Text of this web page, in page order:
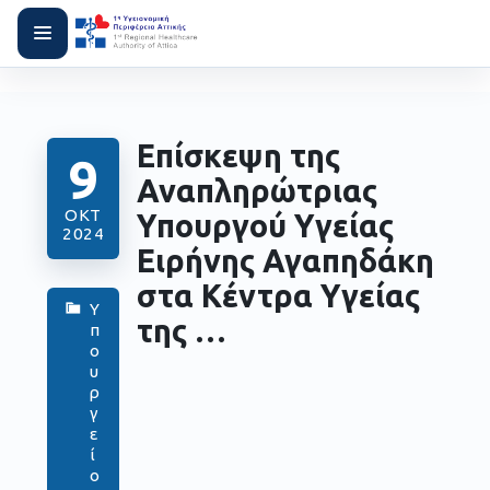
9
ΟΚΤ
2024
Υ
π
ο
υ
ρ
γ
ε
ί
ο
Επίσκεψη της
Αναπληρώτριας
Υπουργού Υγείας
Ειρήνης Αγαπηδάκη
στα Κέντρα Υγείας
της …